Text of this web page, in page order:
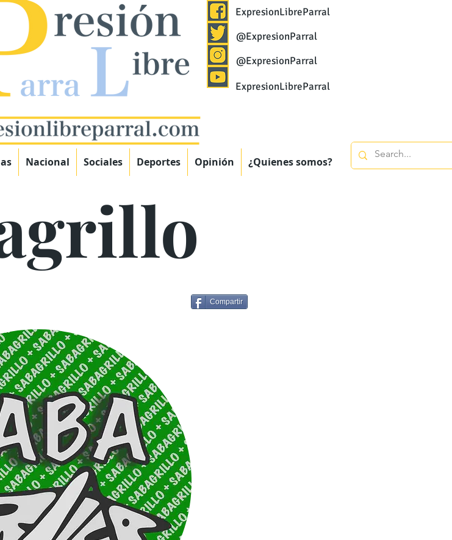
ExpresionLibreParral
@ExpresionParral
@ExpresionParral
ExpresionLibreParral
Nacional Sociales Deportes Opinión ¿Quienes somos?
Compartir